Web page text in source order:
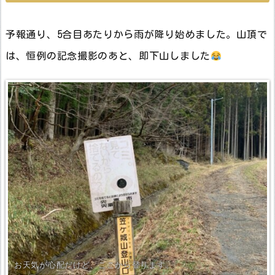
予報通り、5合目あたりから雨が降り始めました。山頂で
は、恒例の記念撮影のあと、即下山しました
お天気が心配だけど、ここから登ります。